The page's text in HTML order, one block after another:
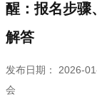
醒：报名步骤
解答
发布日期： 2026-
会